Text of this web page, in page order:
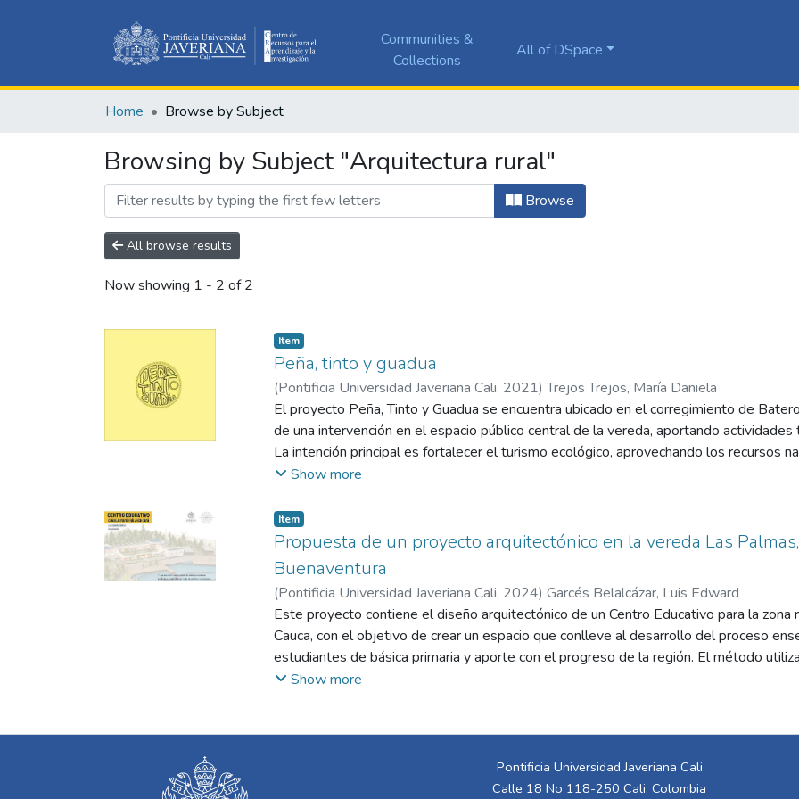
Communities &
Collections
All of DSpace
Home Browse by Subject
Browsing by Subject "Arquitectura rural"
Browse
All browse results
Now showing 1 - 2 of 2
Item
Peña, tinto y guadua
(Pontificia Universidad Javeriana Cali, 2021)Trejos Trejos, María Daniela
El proyecto Peña, Tinto y Guadua se encuentra ubicado en el corregimiento de
de una intervención en el espacio público central de la vereda, aportando
La intención principal es fortalecer el turismo ecológico, aprovechando los recursos
cerros, las cascadas y sus paisajes, haciéndolo parte de la ruta PCC (paisaje cultural
Show more
Item
Propuesta de un proyecto arquitectónico en la vereda Las
Buenaventura
(Pontificia Universidad Javeriana Cali, 2024) Garcés Belalcázar, Luis Edward
Este proyecto contiene el diseño arquitectónico de un Centro Educativo para la zona
Cauca, con el objetivo de crear un espacio que conlleve al desarrollo del proceso
estudiantes de básica primaria y aporte con el progreso de la región. El método
cual se llevó a cabo mediante una encuesta semiestructurada conformadas de 12
agua y energía, entre otros), y la observación participante con el apoyo del registro
desarrollo de las 3 fases propuestas: Fase 1. Diagnóstico Participativo; aquí se
Show more
Pontificia Universidad Javeriana Cali
Calle 18 No 118-250 Cali, Colombia